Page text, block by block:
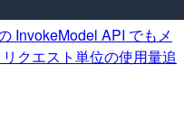
InvokeModel API でもメ
クエスト単位の使用量追